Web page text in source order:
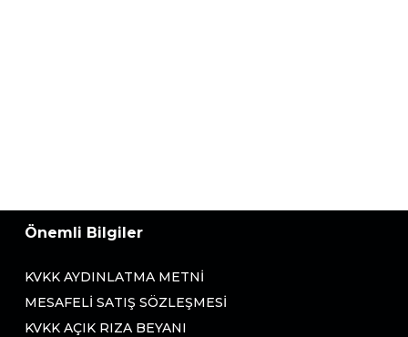
Önemli Bilgiler
KVKK AYDINLATMA METNI
MESAFELI SATIŞ SÖZLEŞMESI
KVKK AÇIK RIZA BEYANI